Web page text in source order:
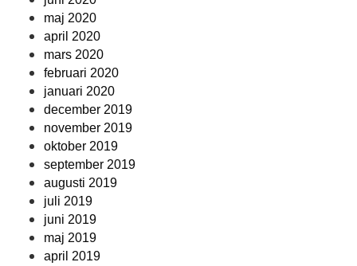
maj 2020
april 2020
mars 2020
februari 2020
januari 2020
december 2019
november 2019
oktober 2019
september 2019
augusti 2019
juli 2019
juni 2019
maj 2019
april 2019